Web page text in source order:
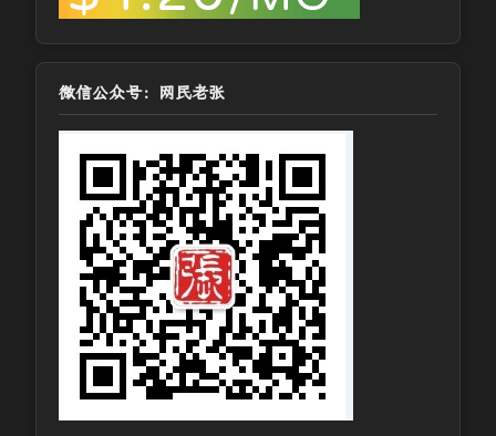
微信公众号：网民老张